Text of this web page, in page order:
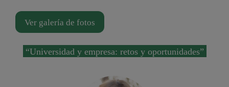
Ver galería de fotos
“Universidad y empresa: retos y oportunidades”